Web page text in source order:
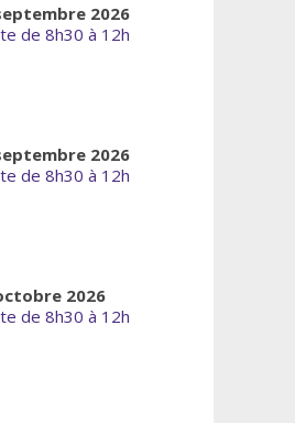
2026
de 8h30 à 12h
2026
de 8h30 à 12h
2026
de 8h30 à 12h